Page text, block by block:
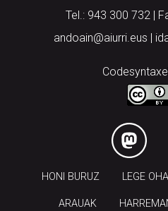
Tel.: 943 300 732 |
andoain@aiurri.eus |
HONI BURUZ LEGE
ARAUAK